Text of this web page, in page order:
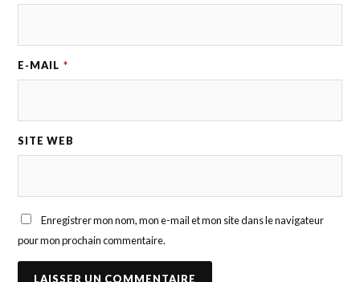
E-MAIL *
SITE WEB
Enregistrer mon nom, mon e-mail et mon site dans le navigateur
pour mon prochain commentaire.